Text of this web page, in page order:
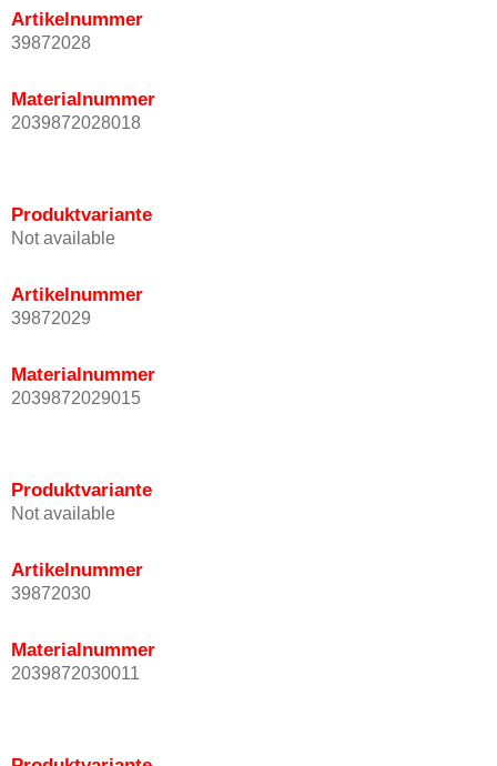
Artikelnummer
39872028
Materialnummer
2039872028018
Produktvariante
Not available
Artikelnummer
39872029
Materialnummer
2039872029015
Produktvariante
Not available
Artikelnummer
39872030
Materialnummer
2039872030011